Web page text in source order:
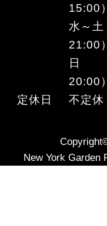
15:00）
水～
21:00）
日
20:00）
定休日
不定休
New York Garden